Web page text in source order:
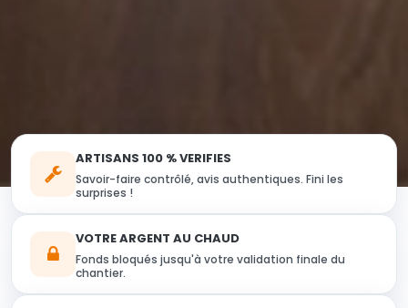
ARTISANS 100 % VERIFIES
Savoir-faire contrôlé, avis authentiques. Fini les
surprises !
VOTRE ARGENT AU CHAUD
Fonds bloqués jusqu'à votre validation finale du
chantier.